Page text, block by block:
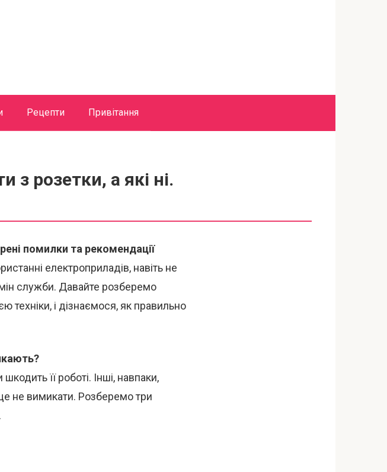
Рецепти Привітання
з розетки, а які ні.
помилки та рекомендації
електроприладів, навіть не
служби. Давайте розберемо
техніки, і дізнаємося, як правильно
її роботі. Інші, навпаки,
не вимикати. Розберемо три